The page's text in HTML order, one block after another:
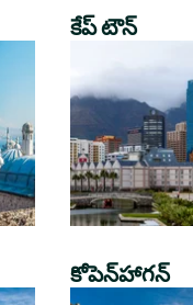
కేప్ టౌన్
కోపెన్‌హాగన్